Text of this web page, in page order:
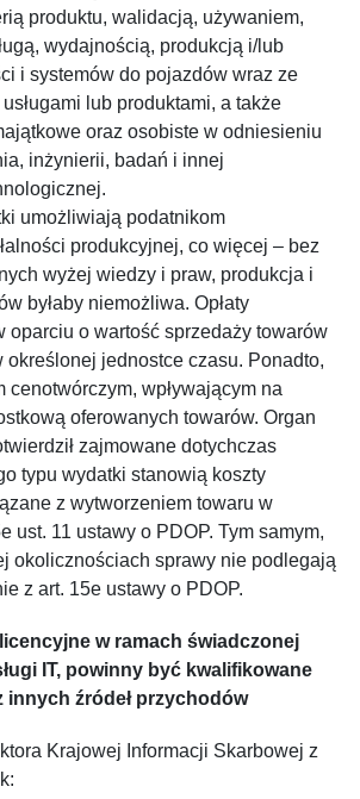
produktu, walidacją, używaniem,
wydajnością, produkcją i/lub
i systemów do pojazdów wraz ze
lub produktami, a także
oraz osobiste w odniesieniu
inżynierii, badań i innej
umożliwiają podatnikom
produkcyjnej, co więcej – bez
wyżej wiedzy i praw, produkcja i
byłaby niemożliwa. Opłaty
oparciu o wartość sprzedaży towarów
określonej jednostce czasu. Ponadto,
cenotwórczym, wpływającym na
oferowanych towarów. Organ
zajmowane dotychczas
typu wydatki stanowią koszty
z wytworzeniem towaru w
ust. 11 ustawy o PDOP. Tym samym,
okolicznościach sprawy nie podlegają
z art. 15e ustawy o PDOP.
w ramach świadczonej
IT, powinny być kwalifikowane
innych źródeł przychodów
Krajowej Informacji Skarbowej z